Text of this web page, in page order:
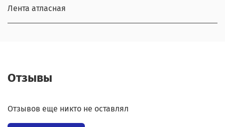
Лента атласная
Отзывы
Отзывов еще никто не оставлял